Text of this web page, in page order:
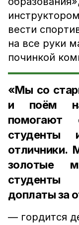
вести
на все руки
починкой
«Мы со
и поём
золотые
студенты
доплаты за
— гордится